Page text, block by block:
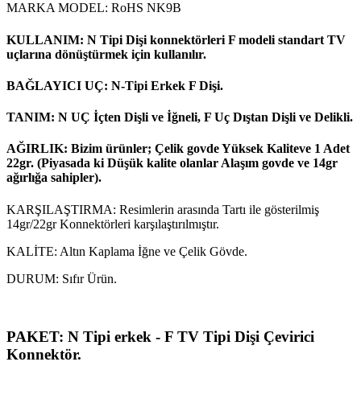
MARKA MODEL: RoHS NK9B
KULLANIM: N Tipi Dişi konnektörleri F modeli standart TV
uçlarına dönüştürmek için kullanılır.
BAĞLAYICI UÇ: N-Tipi Erkek F Dişi.
TANIM: N UÇ İçten Dişli ve İğneli, F Uç Dıştan Dişli ve Delikli.
AĞIRLIK: Bizim ürünler; Çelik govde Yüksek Kaliteve 1 Adet
22gr. (Piyasada ki Düşük kalite olanlar Alaşım govde ve 14gr
ağırlığa sahipler).
KARŞILAŞTIRMA: Resimlerin arasında Tartı ile gösterilmiş
14gr/22gr Konnektörleri karşılaştırılmıştır.
KALİTE: Altın Kaplama İğne ve Çelik Gövde.
DURUM: Sıfır Ürün.
PAKET: N Tipi erkek - F TV Tipi Dişi Çevirici
Konnektör.